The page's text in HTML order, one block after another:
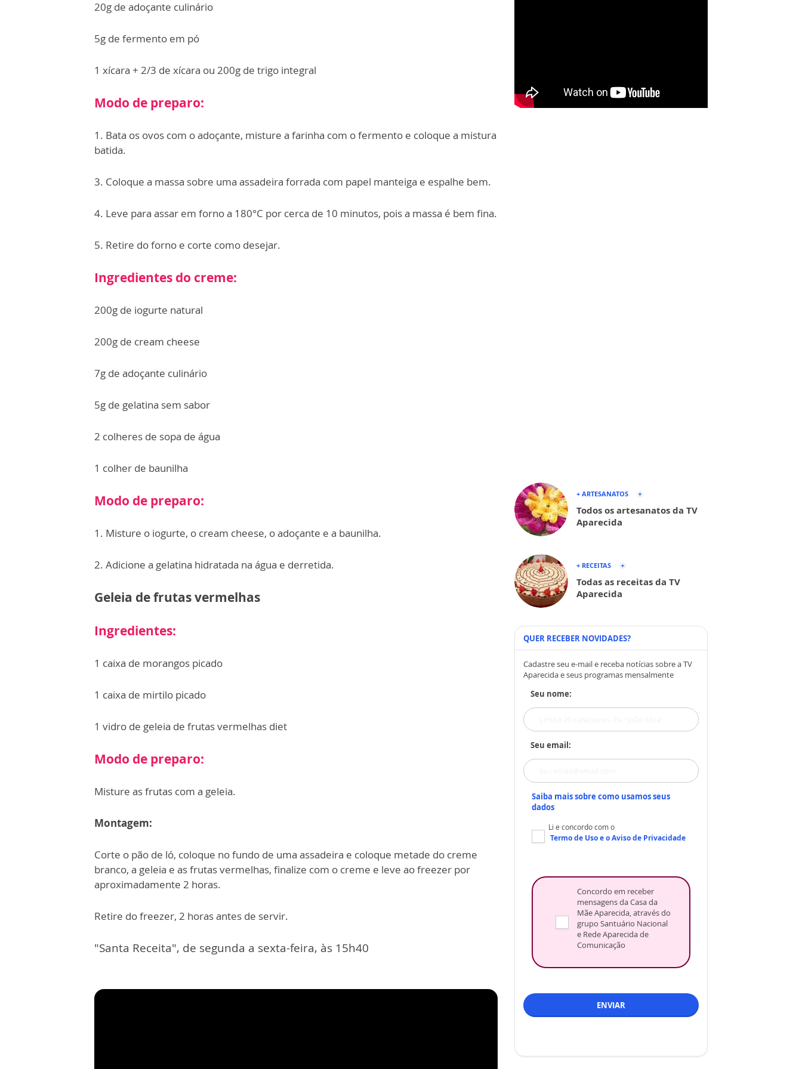
20g de adoçante culinário
5g de fermento em pó
1 xícara + 2/3 de xícara ou 200g de trigo integral
Modo de preparo:
1. Bata os ovos com o adoçante, misture a farinha com o fermento e coloque a mistura
batida.
3. Coloque a massa sobre uma assadeira forrada com papel manteiga e espalhe bem.
4. Leve para assar em forno a 180°C por cerca de 10 minutos, pois a massa é bem fina.
5. Retire do forno e corte como desejar.
Ingredientes do creme:
200g de iogurte natural
200g de cream cheese
7g de adoçante culinário
5g de gelatina sem sabor
2 colheres de sopa de água
1 colher de baunilha
Modo de preparo:
1. Misture o iogurte, o cream cheese, o adoçante e a baunilha.
2. Adicione a gelatina hidratada na água e derretida.
Geleia de frutas vermelhas
Ingredientes:
1 caixa de morangos picado
1 caixa de mirtilo picado
1 vidro de geleia de frutas vermelhas diet
Modo de preparo:
Misture as frutas com a geleia.
Montagem:
Corte o pão de ló, coloque no fundo de uma assadeira e coloque metade do creme
branco, a geleia e as frutas vermelhas, finalize com o creme e leve ao freezer por
aproximadamente 2 horas.
Retire do freezer, 2 horas antes de servir.
"Santa Receita", de segunda a sexta-feira, às 15h40
+ ARTESANATOS
Todos os artesanatos da TV
Aparecida
+ RECEITAS
Todas as receitas da TV
Aparecida
QUER RECEBER NOVIDADES?
Cadastre seu e-mail e receba notícias sobre a TV
Aparecida e seus programas mensalmente
Seu nome:
Seu email:
Saiba mais sobre como usamos seus
dados
Li e concordo com o
Termo de Usoe oAviso de Privacidade
Concordo em receber
mensagens da Casa da
Mãe Aparecida, através do
grupo Santuário Nacional
e Rede Aparecida de
Comunicação
ENVIAR